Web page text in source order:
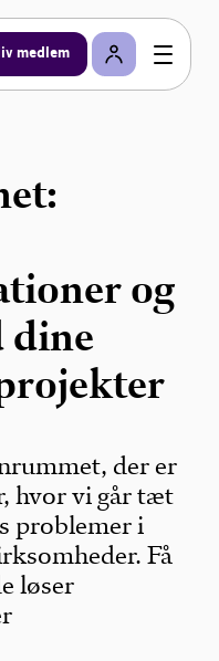
medlem
og
dine
der er
hvor vi går tæt
problemer i
Få
løser